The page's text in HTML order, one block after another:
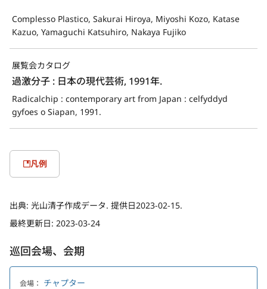
Complesso Plastico, Sakurai Hiroya, Miyoshi Kozo, Katase
Kazuo, Yamaguchi Katsuhiro, Nakaya Fujiko
展覧会カタログ
過激分子 : 日本の現代芸術, 1991年.
Radicalchip : contemporary art from Japan : celfyddyd
gyfoes o Siapan, 1991.
凡例
出典: 光山清子作成データ. 提供日2023-02-15.
最終更新日: 2023-03-24
巡回会場、会期
会場： チャプター